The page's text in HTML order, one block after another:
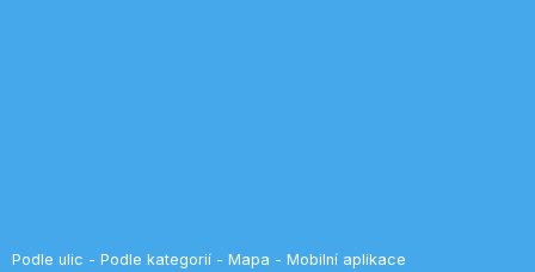
Podle ulic - Podle kategorií - Mapa - Mobilní aplikace